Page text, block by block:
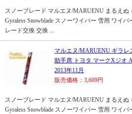
スノーブレード マルエヌ/MARUENU まるえぬ
Gyraless Snowblade スノーワイパー 雪用 ワイ
レード交換 交換 ...
マルエヌ/MARUENU ギラレ
助手席 トヨタ マークXジオ
2013年11月
販売価格：3,609円
スノーブレード マルエヌ/MARUENU まるえぬ
Gyraless Snowblade スノーワイパー 雪用 ワイ